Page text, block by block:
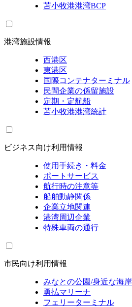
苫小牧港港湾BCP
港湾施設情報
西港区
東港区
国際コンテナターミナル
民間企業の係留施設
定期・定航船
苫小牧港港湾統計
ビジネス向け利用情報
使用手続き・料金
ポートサービス
航行時の注意等
船舶動静関係
企業立地関連
港湾周辺企業
特殊車両の通行
市民向け利用情報
みなとの公園/身近な海岸
勇払マリーナ
フェリーターミナル